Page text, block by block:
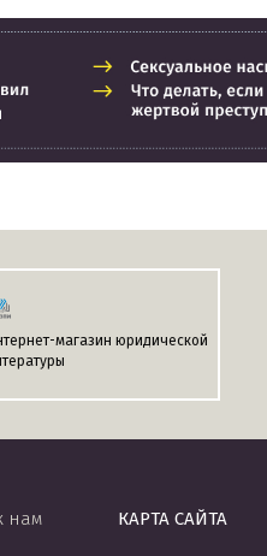
магазин юридической
КАРТА САЙТА
нам